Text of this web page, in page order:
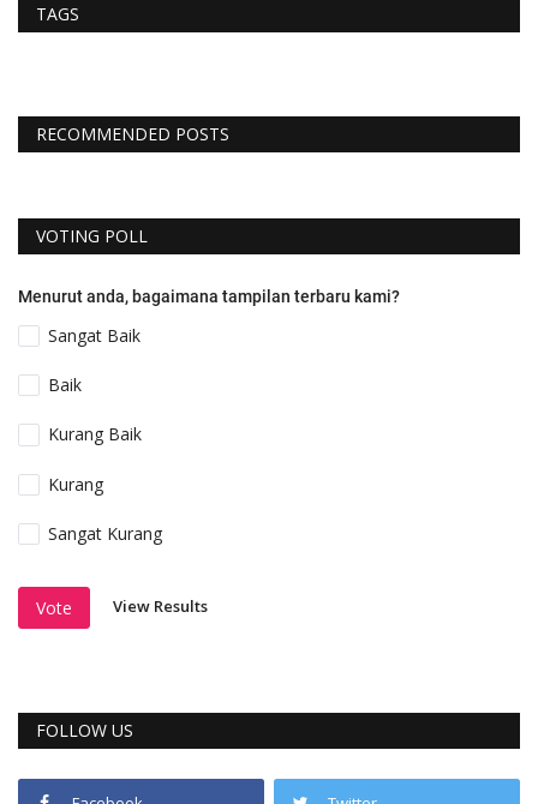
TAGS
RECOMMENDED POSTS
VOTING POLL
Menurut anda, bagaimana tampilan terbaru kami?
Sangat Baik
Baik
Kurang Baik
Kurang
Sangat Kurang
Vote View Results
FOLLOW US